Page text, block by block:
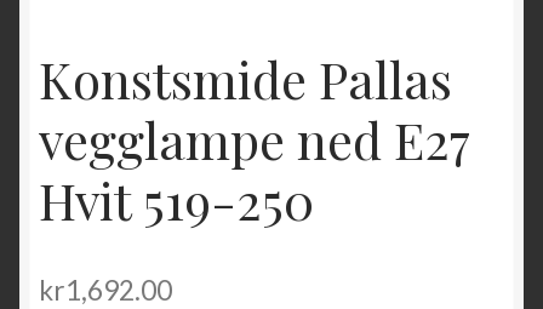
Konstsmide Pallas
vegglampe ned E27
Hvit 519-250
kr1,692.00